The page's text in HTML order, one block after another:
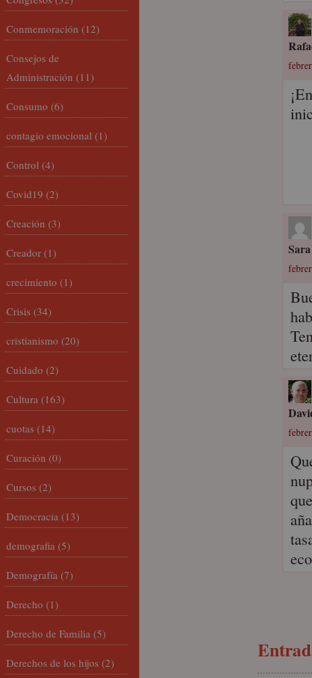
Sara
Conmemoración (12)
Consejos de
Administración (11)
Consumo (6)
contagio emocional (1)
Control (4)
Covid19 (2)
Creación (3)
Creador (1)
crecimiento (1)
Crisis (34)
cristianismo (20)
Cuidado (2)
Cultura (163)
cuotas (14)
Curación (0)
Cursos (2)
Democracia (13)
demografia (5)
Demografía (7)
Derecho (1)
Derecho de Familia (5)
Derechos de los hijos (2)